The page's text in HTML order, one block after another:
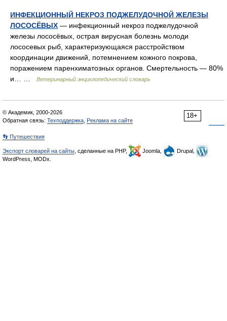
ИНФЕКЦИОННЫЙ НЕКРОЗ ПОДЖЕЛУДОЧНОЙ ЖЕЛЕЗЫ
ЛОСОСЁВЫХ — инфекционный некроз поджелудочной
железы лососёвых, острая вирусная болезнь молоди
лососевых рыб, характеризующаяся расстройством
координации движений, потемнением кожного покрова,
поражением паренхиматозных органов. Смертельность — 80%
и… …
Ветеринарный энциклопедический словарь
18+
© Академик, 2000-2026
Обратная связь: Техподдержка Реклама на сайте
👣 Путешествия
Экспорт словарей на сайты , сделанные на PHP, Joomla,
Drupal,
WordPress, MODx.